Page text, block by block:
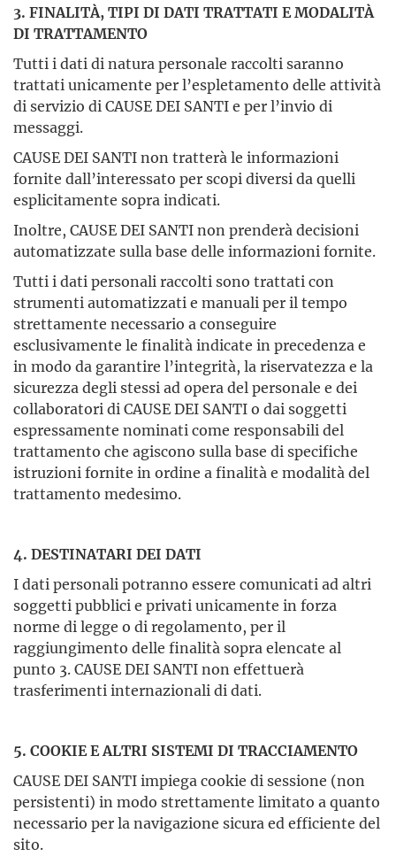
3. FINALITÀ, TIPI DI DATI TRATTATI E MODALITÀ
DI TRATTAMENTO
Tutti i dati di natura personale raccolti saranno
trattati unicamente per l’espletamento delle attività
di servizio di CAUSE DEI SANTI e per l’invio di
messaggi.
CAUSE DEI SANTI non tratterà le informazioni
fornite dall’interessato per scopi diversi da quelli
esplicitamente sopra indicati.
Inoltre, CAUSE DEI SANTI non prenderà decisioni
automatizzate sulla base delle informazioni fornite.
Tutti i dati personali raccolti sono trattati con
strumenti automatizzati e manuali per il tempo
strettamente necessario a conseguire
esclusivamente le finalità indicate in precedenza e
in modo da garantire l’integrità, la riservatezza e la
sicurezza degli stessi ad opera del personale e dei
collaboratori di CAUSE DEI SANTI o dai soggetti
espressamente nominati come responsabili del
trattamento che agiscono sulla base di specifiche
istruzioni fornite in ordine a finalità e modalità del
trattamento medesimo.
4. DESTINATARI DEI DATI
I dati personali potranno essere comunicati ad altri
soggetti pubblici e privati unicamente in forza
norme di legge o di regolamento, per il
raggiungimento delle finalità sopra elencate al
punto 3. CAUSE DEI SANTI non effettuerà
trasferimenti internazionali di dati.
5. COOKIE E ALTRI SISTEMI DI TRACCIAMENTO
CAUSE DEI SANTI impiega cookie di sessione (non
persistenti) in modo strettamente limitato a quanto
necessario per la navigazione sicura ed efficiente del
sito.